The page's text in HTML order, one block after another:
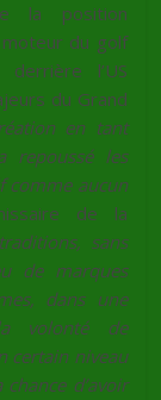
la position
du golf
l’US
du Grand
en tant
repoussé les
comme aucun
de la
sans
de marques
dans une
volonté de
certain niveau
d’avoir